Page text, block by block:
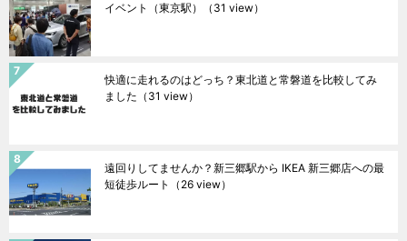
イベント（東京駅）
（31 view）
快適に走れるのはどっち？東北道と常磐道を比較してみ
ました （31 view）
遠回りしてませんか？新三郷駅から IKEA 新三郷店への最
短徒歩ルート
（26 view）